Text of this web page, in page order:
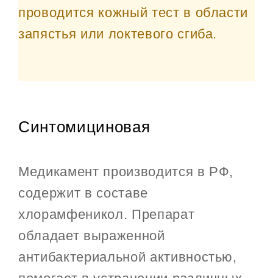
проводится кожный тест в области
запястья или локтевого сгиба.
Синтомициновая
Медикамент производится в РФ,
содержит в составе
хлорамфеникол. Препарат
обладает выраженной
антибактериальной активностью,